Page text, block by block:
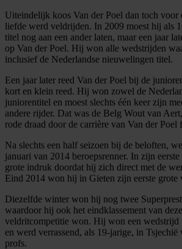
Uiteindelijk koos Van der Poel dan toch voor
liefde werd veldrijden. In 2009 moest hij als
titel nog aan een ander laten, maar een jaar
op Van der Poel. Hij won alle wedstrijden
inclusief de Nederlandse nieuwelingen titel.
Een jaar later reed Van der Poel bij de
kort en klein reed. Hij won zowel de
juniorentitel en moest slechts één keer zijn
andere rijder. Dat was de Belg Wout van
rode draad door de carrière van Van der Poel
Na slechts een half seizoen bij de beloften,
januari van 2014 beroepsrenner. In zijn
grote indruk doordat hij zich direct met de
Eind 2014 won hij in Gieten zijn eerste grote
Diezelfde winter won hij nog twee
waardoor hij ook het eindklassement van
veldritcompetitie won. Hij won een wedstrijd
en werd verrassend, als 19-jarige, in
profs.